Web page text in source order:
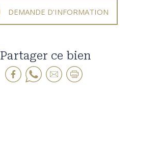
DEMANDE D'INFORMATION
Partager ce bien